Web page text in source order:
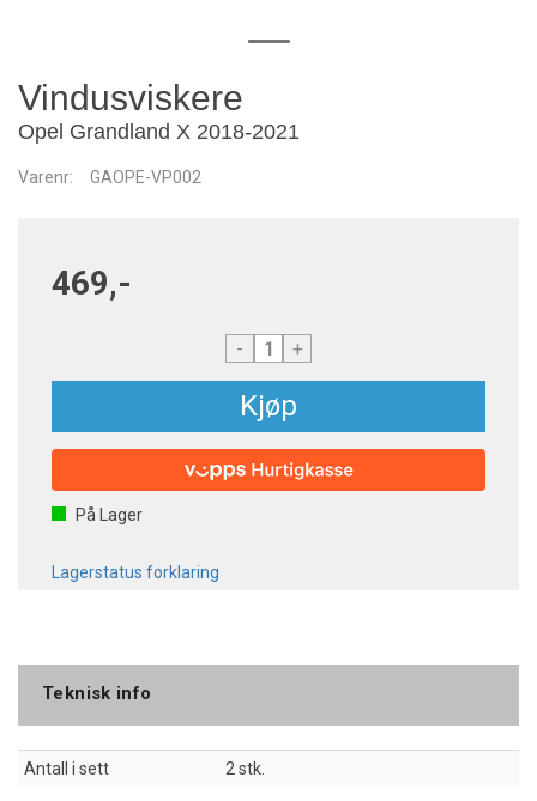
Vindusviskere
Opel Grandland X 2018-2021
Varenr: GAOPE-VP002
469,-
- +
Kjøp
På Lager
Lagerstatus forklaring
Teknisk info
Antall i sett 2 stk.